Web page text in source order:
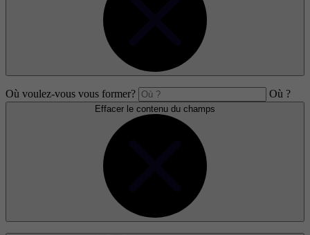
Où voulez-vous vous former? Où ?
Effacer le contenu du champs